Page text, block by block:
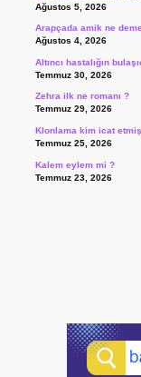
Ağustos 5, 2026
Arapçada amik ne
Ağustos 4, 2026
Altıncı hastalığın
Temmuz 30, 2026
Zehra ilk ne romanı ?
Temmuz 29, 2026
Klonlama kim icat
Temmuz 25, 2026
Kalem eylem mi ?
Temmuz 23, 2026